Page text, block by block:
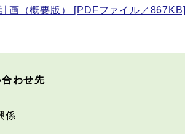
画（概要版） [PDFファイル／867KB]
わせ先
係